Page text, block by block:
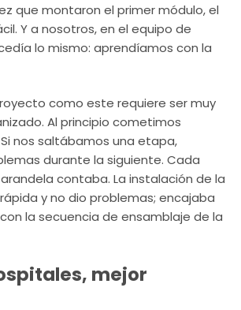
que montaron el primer módulo, el
Y a nosotros, en el equipo de
lo mismo: aprendíamos con la
como este requiere ser muy
Al principio cometimos
nos saltábamos una etapa,
durante la siguiente. Cada
contaba. La instalación de la
y no dio problemas; encajaba
la secuencia de ensamblaje de la
mejor